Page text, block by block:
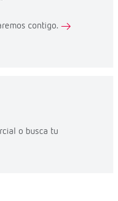
contigo.
o busca tu